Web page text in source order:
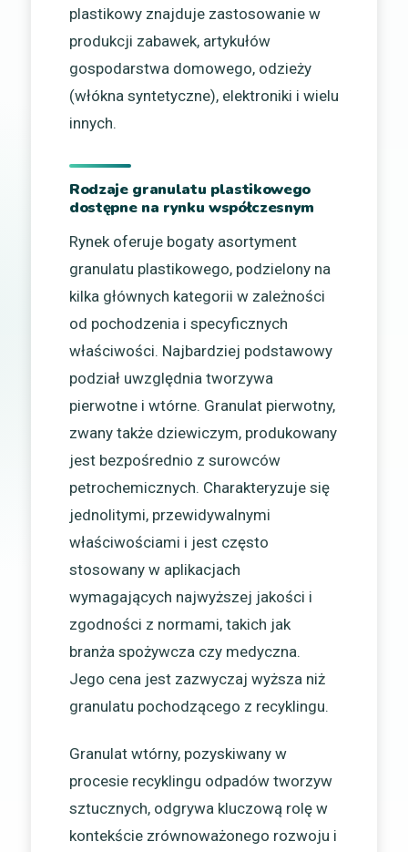
plastikowy znajduje zastosowanie w
produkcji zabawek, artykułów
gospodarstwa domowego, odzieży
(włókna syntetyczne), elektroniki i wielu
innych.
Rodzaje granulatu plastikowego
dostępne na rynku współczesnym
Rynek oferuje bogaty asortyment
granulatu plastikowego, podzielony na
kilka głównych kategorii w zależności
od pochodzenia i specyficznych
właściwości. Najbardziej podstawowy
podział uwzględnia tworzywa
pierwotne i wtórne. Granulat pierwotny,
zwany także dziewiczym, produkowany
jest bezpośrednio z surowców
petrochemicznych. Charakteryzuje się
jednolitymi, przewidywalnymi
właściwościami i jest często
stosowany w aplikacjach
wymagających najwyższej jakości i
zgodności z normami, takich jak
branża spożywcza czy medyczna.
Jego cena jest zazwyczaj wyższa niż
granulatu pochodzącego z recyklingu.
Granulat wtórny, pozyskiwany w
procesie recyklingu odpadów tworzyw
sztucznych, odgrywa kluczową rolę w
kontekście zrównoważonego rozwoju i